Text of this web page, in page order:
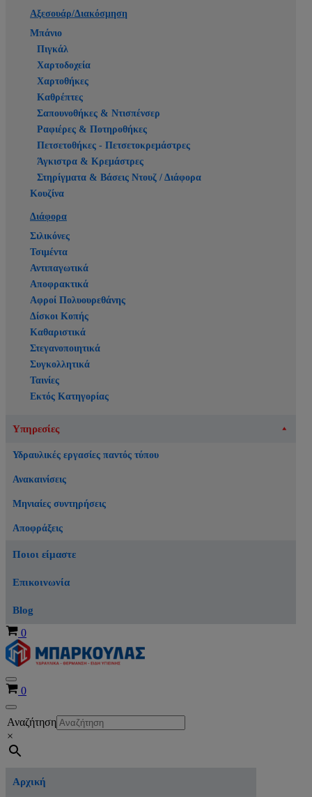
Αξεσουάρ/Διακόσμηση
Μπάνιο
Πιγκάλ
Χαρτοδοχεία
Χαρτοθήκες
Καθρέπτες
Σαπουνοθήκες & Ντισπένσερ
Ραφιέρες & Ποτηροθήκες
Πετσετοθήκες - Πετσετοκρεμάστρες
Άγκιστρα & Κρεμάστρες
Στηρίγματα & Βάσεις Ντουζ / Διάφορα
Κουζίνα
Διάφορα
Σιλικόνες
Τσιμέντα
Αντιπαγωτικά
Αποφρακτικά
Αφροί Πολυουρεθάνης
Δίσκοι Κοπής
Καθαριστικά
Στεγανοποιητικά
Συγκολλητικά
Ταινίες
Εκτός Κατηγορίας
Υπηρεσίες
Υδραυλικές εργασίες παντός τύπου
Ανακαινίσεις
Μηνιαίες συντηρήσεις
Αποφράξεις
Ποιοι είμαστε
Επικοινωνία
Blog
Καλάθι
0
Μενού
πλοήγησης
Καλάθι
0
Μενού
πλοήγησης
Αναζήτηση
×
Αρχική